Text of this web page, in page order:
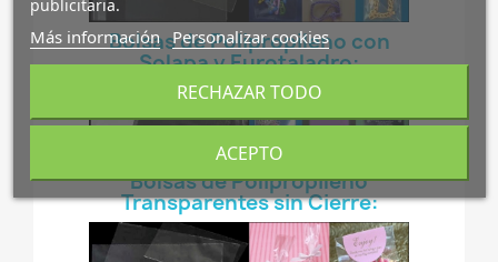
Bolsas de Polipropileno con
Solapa y Eurotaladro:
Bolsas de Polipropileno
Transparentes sin Cierre:
publicitaria.
Más información Personalizar cookies
RECHAZAR TODO
ACEPTO